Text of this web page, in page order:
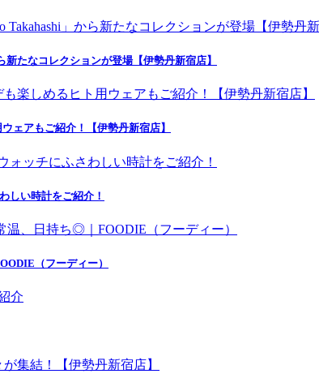
たなコレクションが登場【伊勢丹新宿店】
ェアもご紹介！【伊勢丹新宿店】
しい時計をご紹介！
（フーディー）